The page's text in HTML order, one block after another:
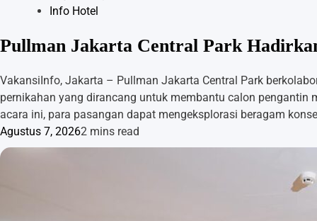
Info Hotel
Pullman Jakarta Central Park
VakansiInfo, Jakarta – Pullman Jakarta Central Park
pernikahan yang dirancang untuk membantu calon pengantin
acara ini, para pasangan dapat mengeksplorasi beragam
Agustus 7, 20262 mins read